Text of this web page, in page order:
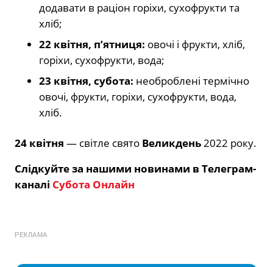
додавати в раціон горіхи, сухофрукти та
хліб;
22 квітня, п’ятниця: овочі і фрукти, хліб,
горіхи, сухофрукти, вода;
23 квітня, субота: необроблені термічно
овочі, фрукти, горіхи, сухофрукти, вода,
хліб.
24 квітня — світле свято Великдень2022 року.
Слідкуйте за нашими новинами в Телеграм-
каналі Субота Онлайн
РЕКЛАМА